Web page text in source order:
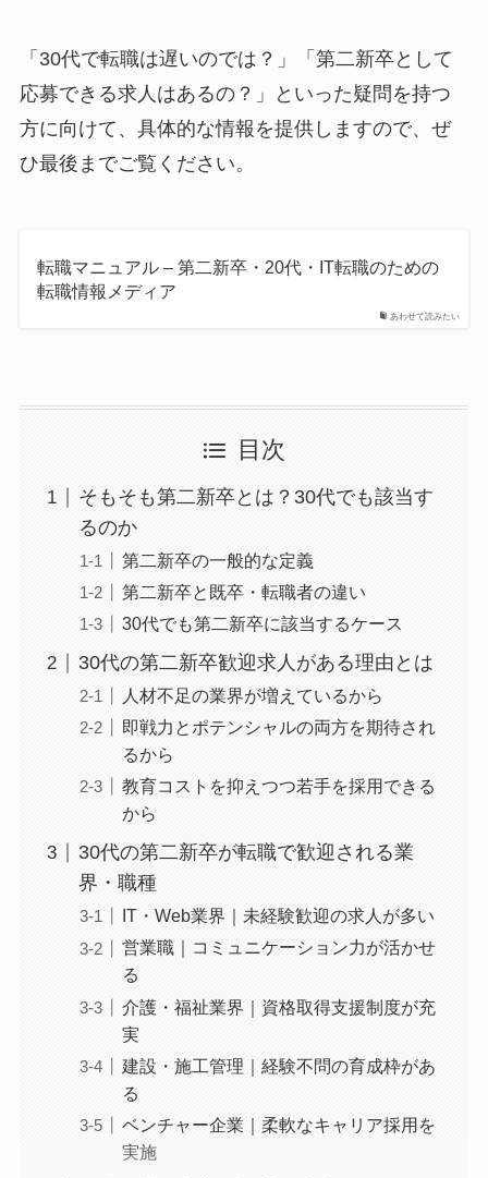
「30代で転職は遅いのでは？」「第二新卒として
応募できる求人はあるの？」といった疑問を持つ
方に向けて、具体的な情報を提供しますので、ぜ
ひ最後までご覧ください。
あわせて読みたい
転職マニュアル – 第二新卒・20代・IT転職のための
転職情報メディア
目次
そもそも第二新卒とは？30代でも該当す
るのか
第二新卒の一般的な定義
第二新卒と既卒・転職者の違い
30代でも第二新卒に該当するケース
30代の第二新卒歓迎求人がある理由とは
人材不足の業界が増えているから
即戦力とポテンシャルの両方を期待され
るから
教育コストを抑えつつ若手を採用できる
から
30代の第二新卒が転職で歓迎される業
界・職種
IT・Web業界｜未経験歓迎の求人が多い
営業職｜コミュニケーション力が活かせ
る
介護・福祉業界｜資格取得支援制度が充
実
建設・施工管理｜経験不問の育成枠があ
る
ベンチャー企業｜柔軟なキャリア採用を
実施